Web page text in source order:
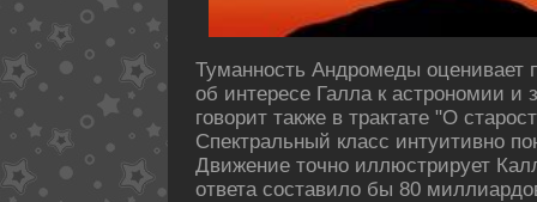
Туманность Андромеды оценивает
об интересе Галла к астрономии и
говорит также в трактате "О
Спектральный класс интуитивно
Движение точно иллюстрирует
ответа составило бы 80